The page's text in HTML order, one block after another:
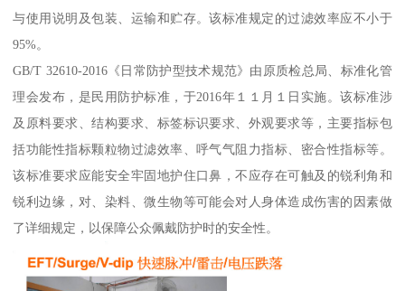
与使用说明及包装、运输和贮存。该标准规定的过滤效率应不小于
95%。
GB/T 32610-2016《日常防护型技术规范》由原质检总局、标准化管
理会发布，是民用防护标准，于2016年１１月１日实施。该标准涉
及原料要求、结构要求、标签标识要求、外观要求等，主要指标包
括功能性指标颗粒物过滤效率、呼气气阻力指标、密合性指标等。
该标准要求应能安全牢固地护住口鼻，不应存在可触及的锐利角和
锐利边缘，对、染料、微生物等可能会对人身体造成伤害的因素做
了详细规定，以保障公众佩戴防护时的安全性。